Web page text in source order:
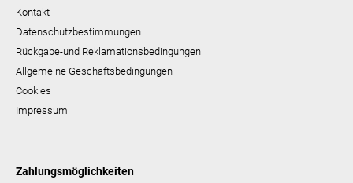
Kontakt
Datenschutzbestimmungen
Rückgabe-und Reklamationsbedingungen
Allgemeine Geschäftsbedingungen
Cookies
Impressum
Zahlungsmöglichkeiten